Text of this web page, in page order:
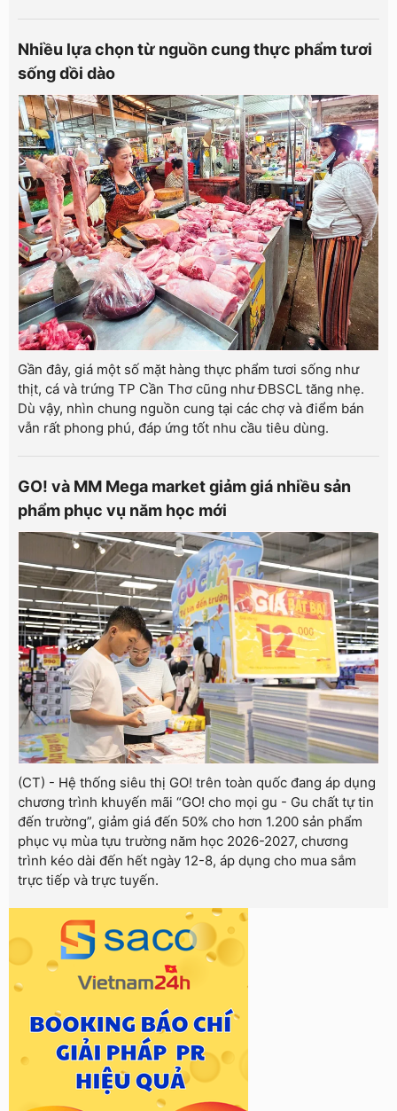
Nhiều lựa chọn từ nguồn cung thực phẩm tươi
sống dồi dào
Gần đây, giá một số mặt hàng thực phẩm tươi sống như
thịt, cá và trứng TP Cần Thơ cũng như ĐBSCL tăng nhẹ.
Dù vậy, nhìn chung nguồn cung tại các chợ và điểm bán
vẫn rất phong phú, đáp ứng tốt nhu cầu tiêu dùng.
GO! và MM Mega market giảm giá nhiều sản
phẩm phục vụ năm học mới
(CT) - Hệ thống siêu thị GO! trên toàn quốc đang áp dụng
chương trình khuyến mãi “GO! cho mọi gu - Gu chất tự tin
đến trường”, giảm giá đến 50% cho hơn 1.200 sản phẩm
phục vụ mùa tựu trường năm học 2026-2027, chương
trình kéo dài đến hết ngày 12-8, áp dụng cho mua sắm
trực tiếp và trực tuyến.